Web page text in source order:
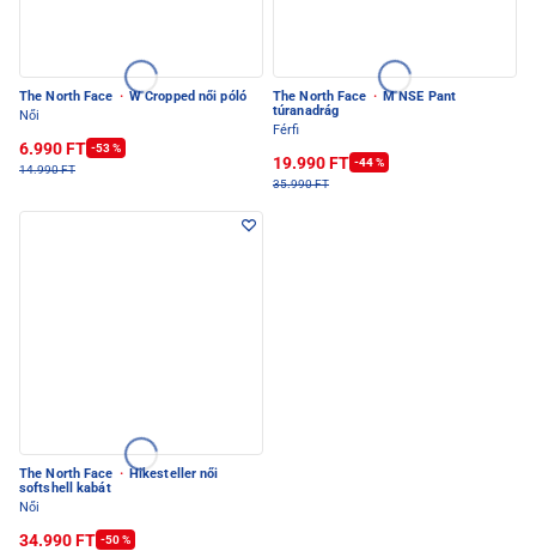
The North Face · W Cropped női póló
Női
6.990 FT -53 %
14.990 FT
The North Face · M NSE Pant
túranadrág
Férfi
19.990 FT -44 %
35.990 FT
The North Face · Hikesteller női
softshell kabát
Női
34.990 FT -50 %